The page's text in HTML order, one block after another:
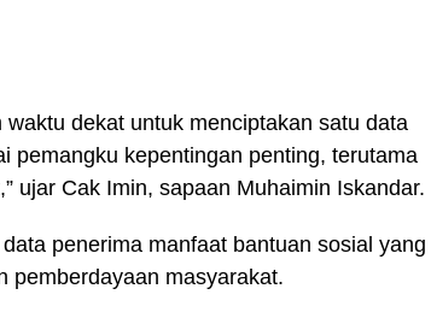
dekat untuk menciptakan satu data
pemangku kepentingan penting, terutama
ujar Cak Imin, sapaan Muhaimin Iskandar.
penerima manfaat bantuan sosial yang
pemberdayaan masyarakat.